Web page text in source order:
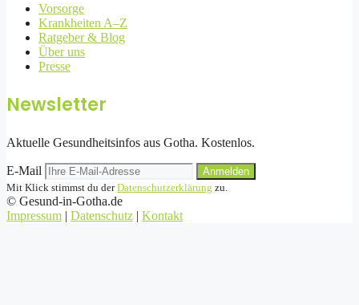
Vorsorge
Krankheiten A–Z
Ratgeber & Blog
Über uns
Presse
Newsletter
Aktuelle Gesundheitsinfos aus Gotha. Kostenlos.
E-Mail
Anmelden
Mit Klick stimmst du derDatenschutzerklärung zu.
© Gesund-in-Gotha.de
Impressum | Datenschutz | Kontakt